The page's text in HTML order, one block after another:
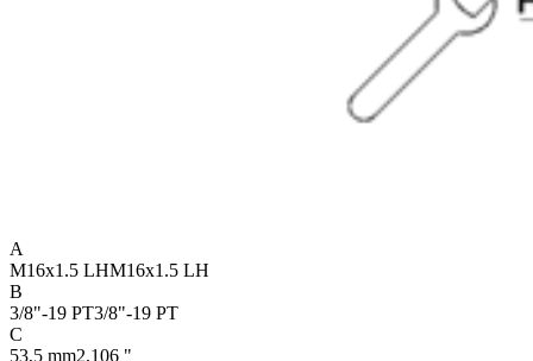
A
M16x1.5 LHM16x1.5 LH
B
3/8"-19 PT3/8"-19 PT
C
53,5 mm2,106 "